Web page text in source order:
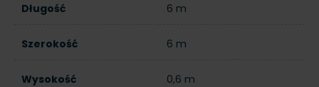
Długość 6 m
Szerokość 6 m
Wysokość 0,6 m